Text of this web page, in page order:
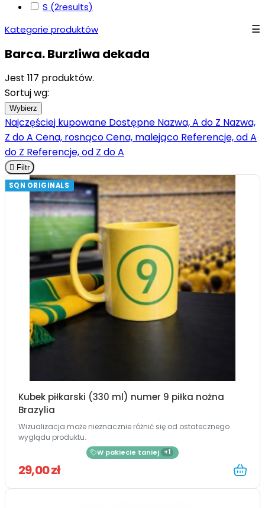
S (2results)
Kategorie produktów
Barca. Burzliwa dekada
Jest 117 produktów.
Sortuj wg:
Wybierz
Najczęściej kupowane Dostępne Nazwa, A do Z Nazwa,
Z do A Cena, rosnącoCena, malejąco Referencje, od A
do Z Referencje, od Z do A
 Filtr
SQN ORIGINALS
Kubek piłkarski (330 ml) numer 9 piłka nożna
Brazylia
Wizualizacja może nieznacznie różnić się od ostatecznego
wyglądu produktu.
W pakiecie taniej +1
29,00 zł